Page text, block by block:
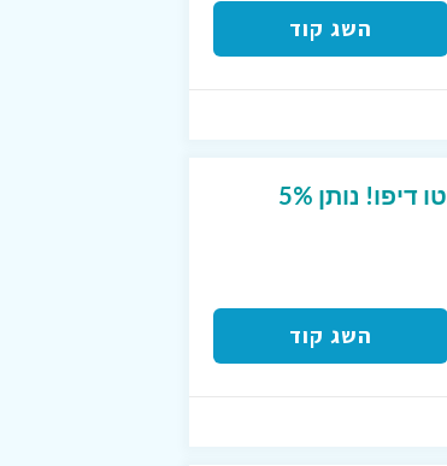
השג קוד
קוד קופון ייחודי מטורף לאתר אוטו דיפו! נותן 5%
השג קוד